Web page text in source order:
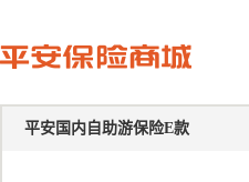
平安国内自助游保险E款